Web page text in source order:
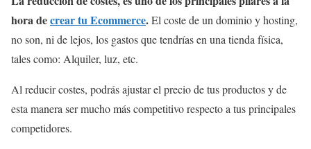
hora decrear tu Ecommerce.El coste de un dominio y hosting,
no son, ni de lejos, los gastos que tendrías en una tienda física,
tales como: Alquiler, luz, etc.
Al reducir costes, podrás ajustar el precio de tus productos y de
esta manera ser mucho más competitivo respecto a tus principales
competidores.